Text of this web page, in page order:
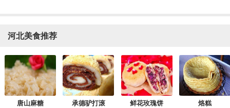
河北美食推荐
唐山麻糖 承德驴打滚 鲜花玫瑰饼 烙糕